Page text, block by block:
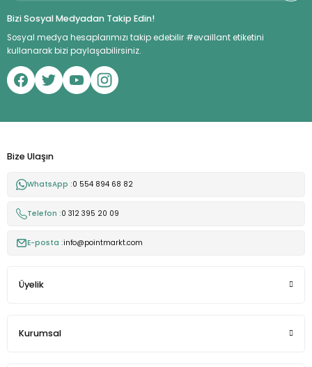
Bizi Sosyal Medyadan Takip Edin!
Sosyal medya hesaplarımızı takip edebilir #evaillant etiketini
kullanarak bizi paylaşabilirsiniz.
Üyelik
Kurumsal
Bize Ulaşın
WhatsApp :0 554 894 68 82
Telefon :0 312 395 20 09
E-posta :info@pointmarkt.com